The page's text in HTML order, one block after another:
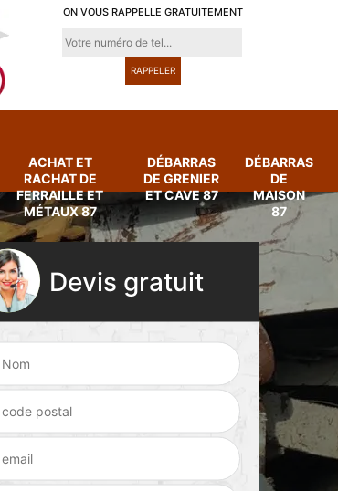
ON VOUS RAPPELLE GRATUITEMENT
ACHAT ET
RACHAT DE
FERRAILLE ET
MÉTAUX 87
DÉBARRAS
DE GRENIER
ET CAVE 87
DÉBARRAS
DE
MAISON
87
d'appartement 87
Achat et rachat de
ferraille et métaux
87
Devis gratuit